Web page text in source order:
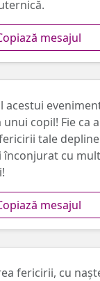
mesajul
acestui
copil! Fie ca
tale depline
înconjurat cu
mesajul
fericirii, cu